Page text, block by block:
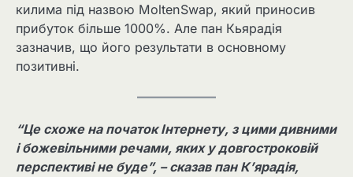
килима під назвою MoltenSwap, який приносив
прибуток більше 1000%. Але пан Кьярадія
зазначив, що його результати в основному
позитивні.
“Це схоже на початок Інтернету, з цими дивними
і божевільними речами, яких у довгостроковій
перспективі не буде”, – сказав пан К’ярадія,